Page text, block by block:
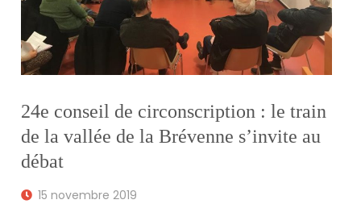
24e conseil de circonscription : le train
de la vallée de la Brévenne s’invite au
débat
15 novembre 2019